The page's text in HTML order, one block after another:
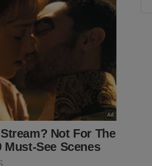
do "sistema", tudo
à Cena do
clique no link abaixo
alvorada-a-volta-a-